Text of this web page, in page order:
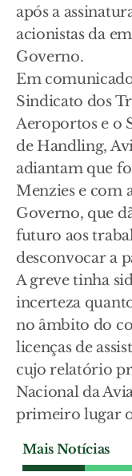
após a
acionistas da
Governo.
Em
Sindicato dos
Aeroportos e o
de Handling,
adiantam que
Menzies e com
Governo, que
futuro aos
desconvocar a
A greve tinha
incerteza
no âmbito do
licenças de
cujo relatório
Nacional da
primeiro lugar
Mais Notícias